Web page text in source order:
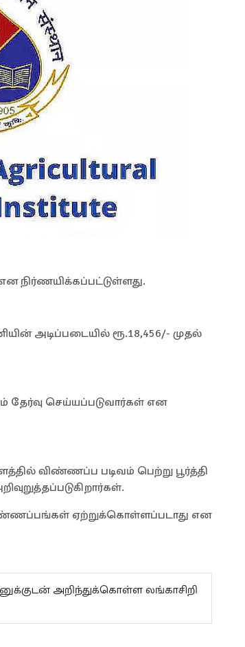
நிர்ணயிக்கப்பட்டுள்ளது.
அடிப்படையில் ரூ.18,456/- முதல்
செய்யப்படுவார்கள் என
விண்ணப்ப படிவம் பெற்று பூர்த்தி
விண்ணப்பங்கள் ஏற்றுக்கொள்ளப்படாது என
அறிந்துக்கொள்ள லங்காசிறி